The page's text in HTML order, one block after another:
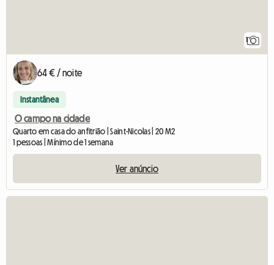
1
64 € / noite
Instantânea
O campo na cidade
Quarto em casa do anfitrião | Saint-Nicolas | 20 M2
1 pessoas | Mínimo de 1 semana
Ver anúncio